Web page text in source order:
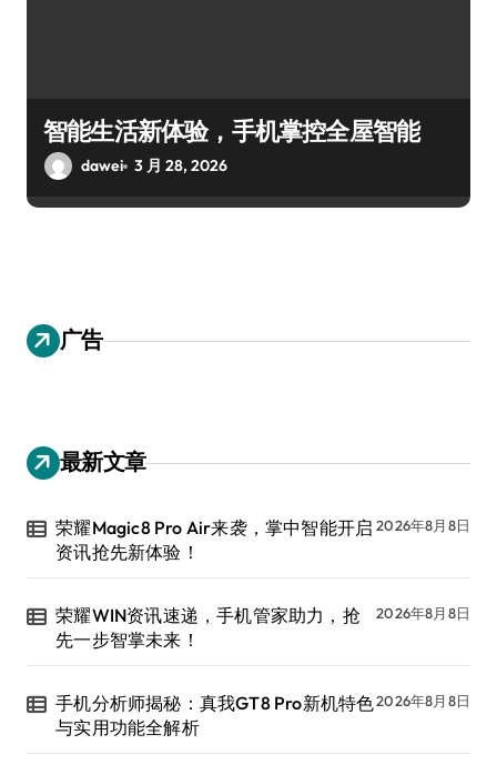
智能生活新体验，手机掌控全屋智能
dawei 3 月 28, 2026
广告
最新文章
荣耀Magic8 Pro Air来袭，掌中智能开启
资讯抢先新体验！
2026年8月8日
荣耀WIN资讯速递，手机管家助力，抢
先一步智掌未来！
2026年8月8日
手机分析师揭秘：真我GT8 Pro新机特色
与实用功能全解析
2026年8月8日